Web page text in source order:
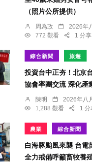
（照片公所提供）
周為政
2026年
772 觀看
1 分享
綜合新聞 旅遊
投資台中正夯！北京
協會率團交流 深化產
陳明
2026年八
1,288 觀看
1 分
農業 綜合新聞
白海豚颱風來襲 台電
全力戒備呼籲畜牧養